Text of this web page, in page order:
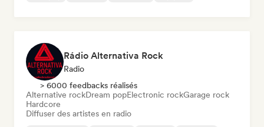
Rádio Alternativa Rock
Radio
> 6000 feedbacks réalisés
Alternative rockDream popElectronic rockGarage rock
Hardcore
Diffuser des artistes en radio